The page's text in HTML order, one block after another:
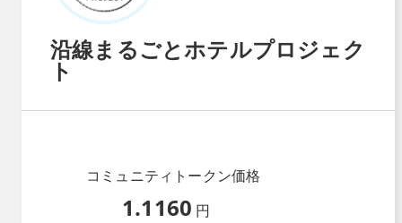
沿線まるごとホテルプロジェク
ト
コミュニティトークン価格
1.1160 円